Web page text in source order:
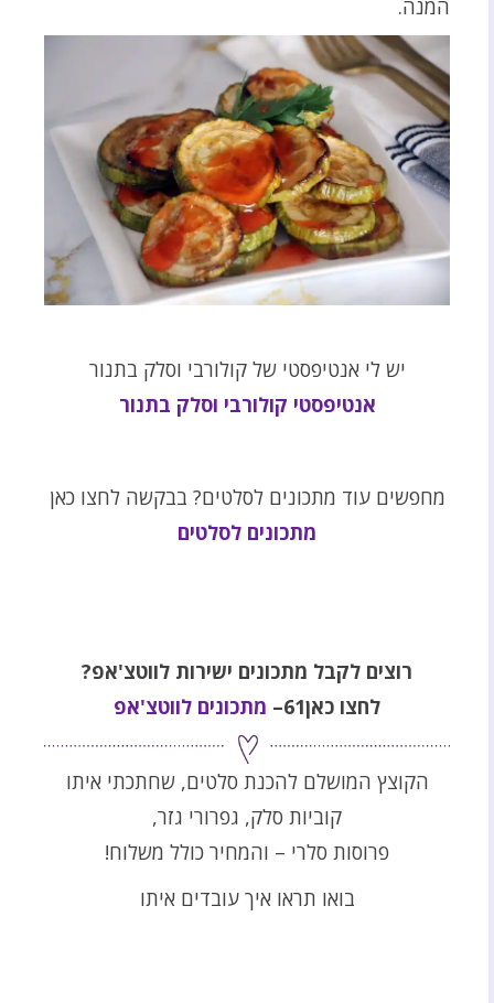
המנה.
יש לי אנטיפסטי של קולורבי וסלק בתנור
אנטיפסטי קולורבי וסלק בתנור
מחפשים עוד מתכונים לסלטים? בבקשה לחצו כאן
מתכונים לסלטים
רוצים לקבל מתכונים ישירות לווטצ'אפ?
לחצו כאן61–
מתכונים לווטצ'אפ
הקוצץ המושלם להכנת סלטים, שחתכתי איתו
קוביות סלק, גפרורי גזר,
פרוסות סלרי – והמחיר כולל משלוח!
בואו תראו איך עובדים איתו